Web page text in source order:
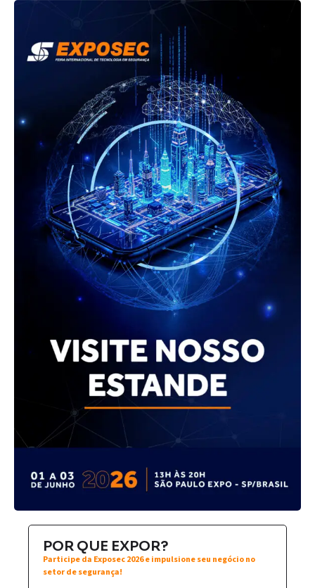
POR QUE EXPOR?
Participe da Exposec 2026 e impulsione seu negócio no
setor de segurança!